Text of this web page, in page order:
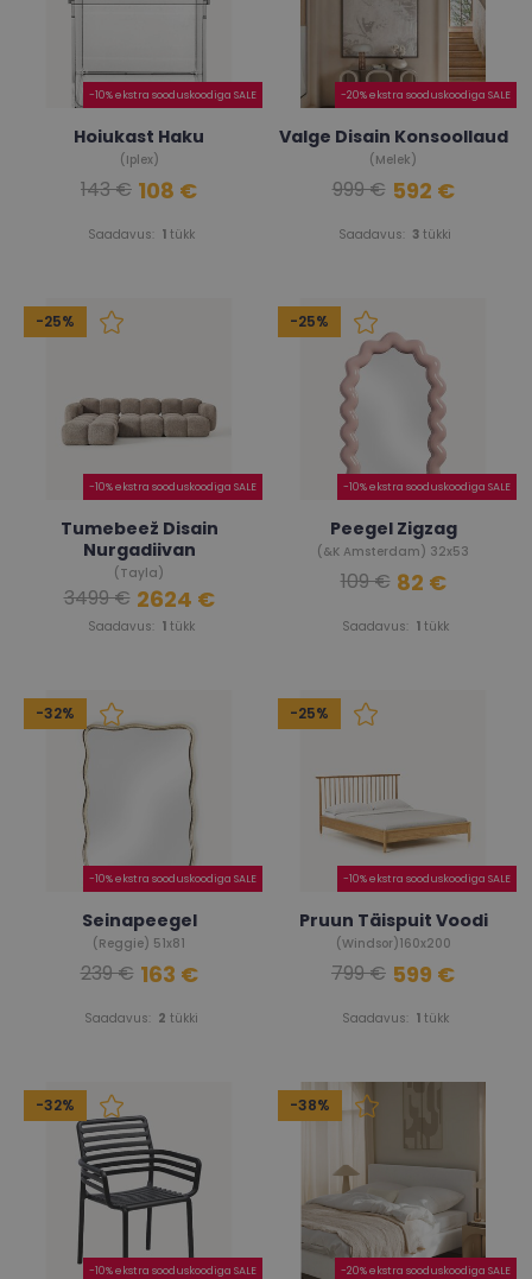
-10% ekstra sooduskoodiga SALE
Hoiukast Haku
(Iplex)
Saadavus: 1tükk
143 € 108 €
-20% ekstra sooduskoodiga SALE
Valge Disain Konsoollaud
(Melek)
Saadavus: 3 tükki
999 € 592 €
-25%
-10% ekstra sooduskoodiga SALE
Tumebeež Disain
Nurgadiivan
(Tayla)
Saadavus: 1tükk
3499 € 2624 €
-25%
-10% ekstra sooduskoodiga SALE
Peegel Zigzag
(&K Amsterdam) 32x53
Saadavus: 1tükk
109 € 82 €
-32%
-10% ekstra sooduskoodiga SALE
Seinapeegel
(Reggie) 51x81
Saadavus: 2 tükki
239 € 163 €
-25%
-10% ekstra sooduskoodiga SALE
Pruun Täispuit Voodi
(Windsor)160x200
Saadavus: 1tükk
799 € 599 €
-32%
-10% ekstra sooduskoodiga SALE
-38%
-20% ekstra sooduskoodiga SALE